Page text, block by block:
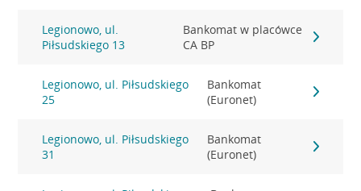
Legionowo, ul.
Piłsudskiego 13
Bankomat w placówce
CA BP
Legionowo, ul. Piłsudskiego
25
Bankomat
(Euronet)
Legionowo, ul. Piłsudskiego
31
Bankomat
(Euronet)